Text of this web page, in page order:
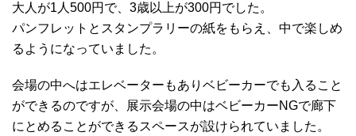
大人が1人500円で、3歳以上が300円でした。
パンフレットとスタンプラリーの紙をもらえ、中で楽しめ
るようになっていました。
会場の中へはエレベーターもありベビーカーでも入ること
ができるのですが、展示会場の中はベビーカーNGで廊下
にとめることができるスペースが設けられていました。